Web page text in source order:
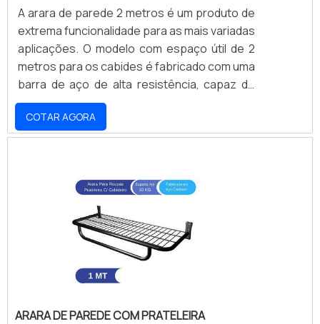
A arara de parede 2 metros é um produto de
extrema funcionalidade para as mais variadas
aplicações. O modelo com espaço útil de 2
metros para os cabides é fabricado com uma
barra de aço de alta resistência, capaz de
suportar um peso aproximado de 10kg a
15kg, sem apresentar prejuízo à estrutura ou
risco de queda.O acabamento do qual a peça
pintura epóxi ou aplicação do banho de
cromo, responsáveis pela garantia do.
COTAR AGORA
ARARA DE PAREDE COM PRATELEIRA